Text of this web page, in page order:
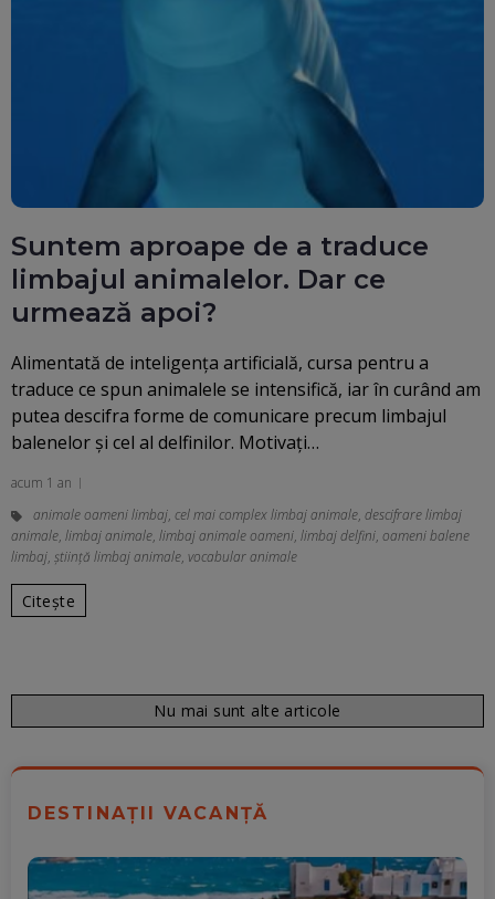
Suntem aproape de a traduce
limbajul animalelor. Dar ce
urmează apoi?
Alimentată de inteligența artificială, cursa pentru a
traduce ce spun animalele se intensifică, iar în curând am
putea descifra forme de comunicare precum limbajul
balenelor și cel al delfinilor. Motivați…
acum 1 an
animale oameni limbaj, cel mai complex limbaj animale, descifrare limbaj
animale, limbaj animale, limbaj animale oameni, limbaj delfini, oameni balene
limbaj, știință limbaj animale, vocabular animale
Citește
Nu mai sunt alte articole
DESTINAȚII VACANȚĂ